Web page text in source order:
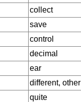
collect
save
control
decimal
ear
different, other
quite